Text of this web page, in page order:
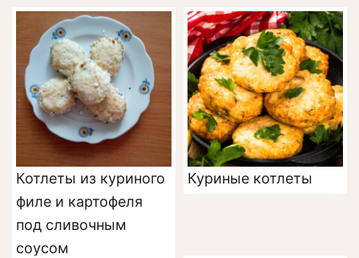
Котлеты из куриного
филе и картофеля
под сливочным
соусом
Куриные котлеты